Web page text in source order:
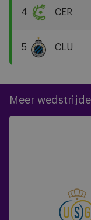
Beveren
4
Brugge
KSV
CER
5
CLU
Meer